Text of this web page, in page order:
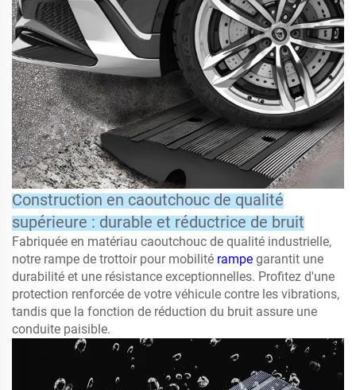
Construction en caoutchouc de qualité
supérieure : durable et réductrice de bruit
Fabriquée en matériau caoutchouc de qualité industrielle,
notre rampe de trottoir pour mobilité rampe garantit une
durabilité et une résistance exceptionnelles. Profitez d'une
protection renforcée de votre véhicule contre les vibrations,
tandis que la fonction de réduction du bruit assure une
conduite paisible.